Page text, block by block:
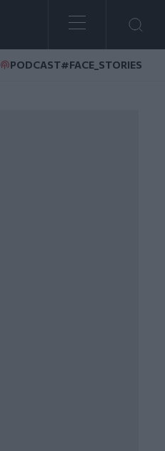
PODCAST#FACE_STORIES